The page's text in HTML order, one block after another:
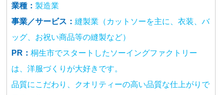
業種： 製造業
事業／サービス： 縫製業（カットソーを主に、衣装、バ
ッグ、お祝い商品等の縫製など）
PR： 桐生市でスタートしたソーイングファクトリー
は、洋服づくりが大好きです。
品質にこだわり、クオリティーの高い品質な仕上がりで